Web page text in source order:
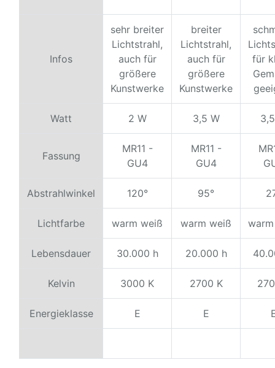
Infos
sehr breiter
Lichtstrahl,
auch für
größere
Kunstwerke
breiter
Lichtstrahl,
auch für
größere
Kunstwerke
für
Watt 2 W 3,5 W
Fassung
MR11 -
GU4
MR11 -
GU4
Abstrahlwinkel 120° 95°
Lichtfarbe warm weiß warm weiß
Lebensdauer 30.000 h 20.000 h
Kelvin 3000 K 2700 K
Energieklasse E E